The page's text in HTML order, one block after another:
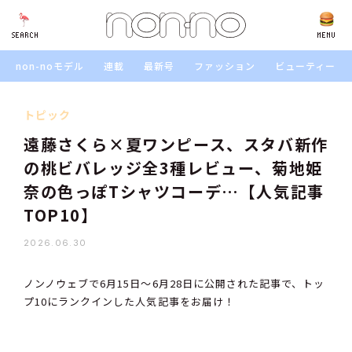
SEARCH MENU
SEARCH
non-noモデル 連載 最新号 ファッション ビューティー
トピック
遠藤さくら×夏ワンピース、スタバ新作
の桃ビバレッジ全3種レビュー、菊地姫
奈の色っぽTシャツコーデ…【人気記事
TOP10】
2026.06.30
ノンノウェブで6月15日〜6月28日に公開された記事で、トッ
プ10にランクインした人気記事をお届け！